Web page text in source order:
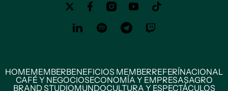
HOMEMEMBERBENEFICIOS MEMBERREFERÍNACIONAL
CAFÉ Y NEGOCIOSECONOMÍA Y EMPRESASAGRO
BRAND STUDIOMUNDOCULTURA Y ESPECTÁCULOS